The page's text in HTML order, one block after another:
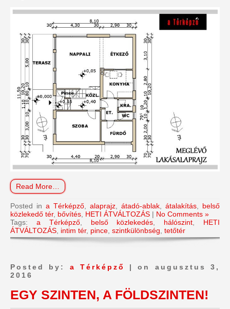
Read More…
Posted in a Térképző alaprajz átadó-ablak átalakítás
belső
közlekedő tér, bővítés HETI ÁTVÁLTOZÁS | No Comments »
Tags: a Térképző, belső közlekedés hálószint
HETI
ÁTVÁLTOZÁS intim tér, pince szintkülönbség tetőtér
Posted by: a Térképző
| on augusztus 3,
2016
EGY SZINTEN, A FÖLDSZINTEN!